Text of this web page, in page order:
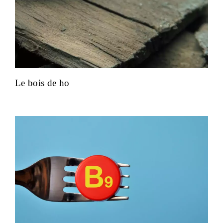
Le bois de ho